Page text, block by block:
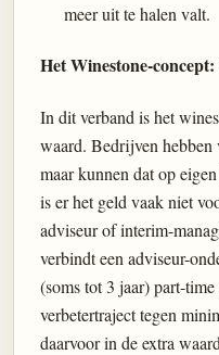
meer uit te halen valt.
Het Winestone-
In dit verband is het
waard. Bedrijven hebben
maar kunnen dat op
is er het geld vaak niet
adviseur of interim-
verbindt een adviseur-
(soms tot 3 jaar) part-
verbetertraject tegen
daarvoor in de extra